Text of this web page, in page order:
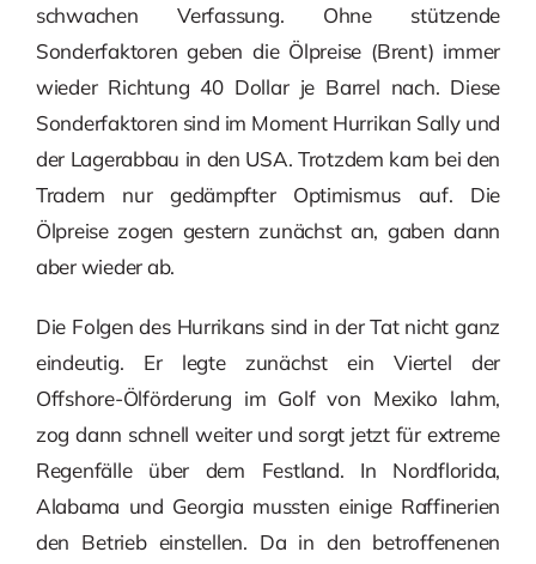
schwachen Verfassung. Ohne stützende
Sonderfaktoren geben die Ölpreise (Brent) immer
wieder Richtung 40 Dollar je Barrel nach. Diese
Sonderfaktoren sind im Moment Hurrikan Sally und
der Lagerabbau in den USA. Trotzdem kam bei den
Tradern nur gedämpfter Optimismus auf. Die
Ölpreise zogen gestern zunächst an, gaben dann
aber wieder ab.
Die Folgen des Hurrikans sind in der Tat nicht ganz
eindeutig. Er legte zunächst ein Viertel der
Offshore-Ölförderung im Golf von Mexiko lahm,
zog dann schnell weiter und sorgt jetzt für extreme
Regenfälle über dem Festland. In Nordflorida,
Alabama und Georgia mussten einige Raffinerien
den Betrieb einstellen. Da in den betroffenenen